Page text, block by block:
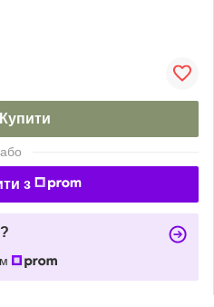
Купити
або
з